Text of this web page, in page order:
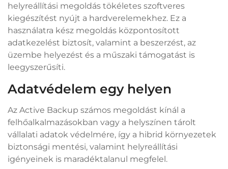
helyreállítási megoldás tökéletes szoftveres
kiegészítést nyújt a hardverelemekhez. Ez a
használatra kész megoldás központosított
adatkezelést biztosít, valamint a beszerzést, az
üzembe helyezést és a műszaki támogatást is
leegyszerűsíti.
Adatvédelem egy helyen
Az Active Backup számos megoldást kínál a
felhőalkalmazásokban vagy a helyszínen tárolt
vállalati adatok védelmére, így a hibrid környezetek
biztonsági mentési, valamint helyreállítási
igényeinek is maradéktalanul megfelel.